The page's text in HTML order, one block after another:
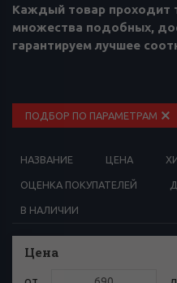
Каждый товар проходит
множества подобных,
гарантируем лучшее
ПОДБОР ПО ПАРАМЕТРАМ
НАЗВАНИЕ ЦЕНА
ОЦЕНКА ПОКУПАТЕЛЕЙ
В НАЛИЧИИ
Цена